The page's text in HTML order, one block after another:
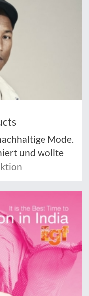
Mode.
und wollte